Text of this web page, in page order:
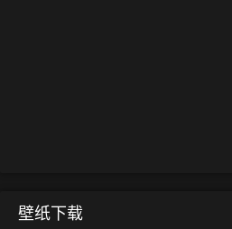
壁纸下载